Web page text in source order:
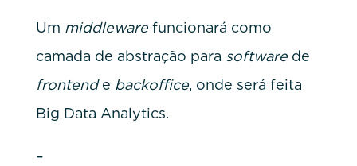
Um middlewarefuncionará como
camada de abstração para softwarede
frontende backoffice, onde será feita
Big Data Analytics.
–